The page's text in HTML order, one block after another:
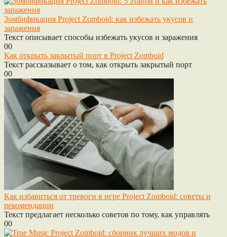
Зомбификация Project Zomboid: как избежать укусов и
заражения
Текст описывает способы избежать укусов и заражения
00
Как открыть закрытый порт в Project Zomboid
Текст рассказывает о том, как открыть закрытый порт
00
Как избавиться от тревоги в игре Project Zomboid: советы и
рекомендации
Текст предлагает несколько советов по тому, как управлять
00